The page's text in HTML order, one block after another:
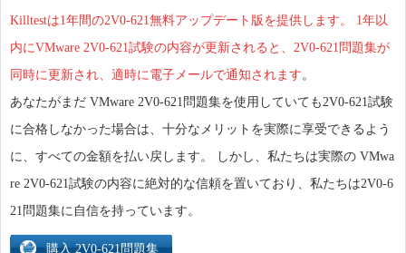
Killtestは1年間の2V0-621無料アップデート版を提供します。 1年以
内にVMware 2V0-621試験の内容が更新されると、2V0-621問題集が
同時に更新され、適時に電子メールで通知されます 。
あなたがまだ VMware 2V0-621問題集を使用していても2V0-621試験
に合格しなかった場合は、十分なメリットを実際に享受できるよう
に、すべての金額を払い戻します。 しかし、私たちは実際の VMwa
re 2V0-621試験の内容に絶対的な信頼を置いており、私たちは2V0-6
21問題集に自信を持っています。